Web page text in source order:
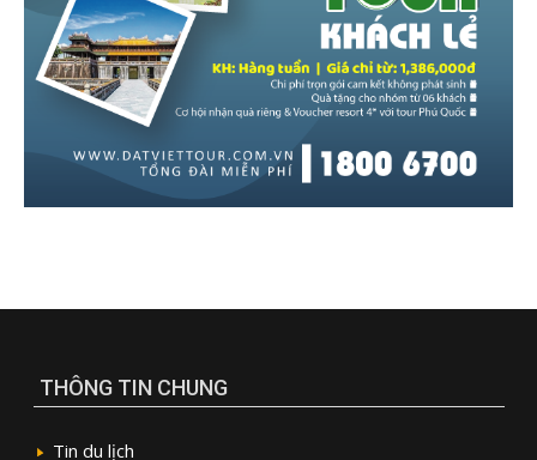
THÔNG TIN CHUNG
Tin du lịch